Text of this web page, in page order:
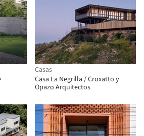
Casas
Casa La Negrilla / Croxatto y
Opazo Arquitectos